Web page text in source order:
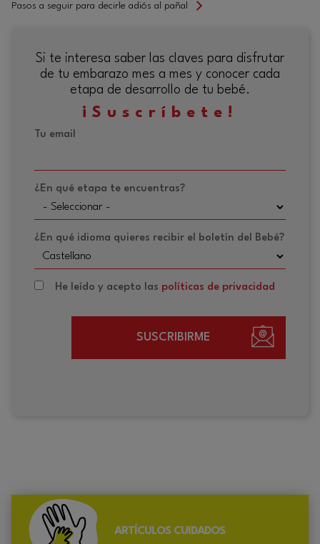
Pasos a seguir para decirle adiós al pañal
Si te interesa saber las claves para disfrutar
de tu embarazo mes a mes y conocer cada
etapa de desarrollo de tu bebé.
¡Suscríbete!
Tu email
¿En qué etapa te encuentras?
¿En qué idioma quieres recibir el boletín del Bebé?
He leído y acepto las políticas de privacidad
SUSCRIBIRME
ARTÍCULOS CUIDADOS